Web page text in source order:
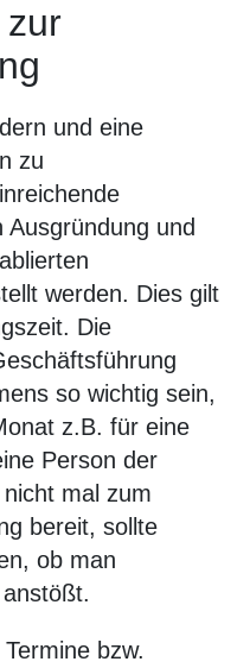
und eine
zu
und
werden. Dies gilt
Die
so wichtig sein,
z.B. für eine
Person der
mal zum
bereit, sollte
ob man
bzw.